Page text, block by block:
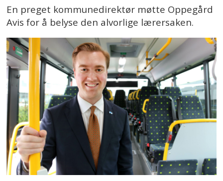
En preget kommunedirektør møtte Oppegård
Avis for å belyse den alvorlige lærersaken.